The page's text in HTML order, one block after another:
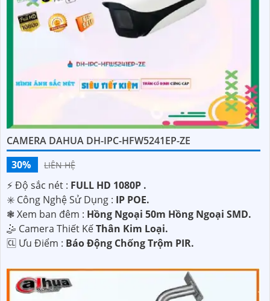
CAMERA DAHUA DH-IPC-HFW5241EP-ZE
30%
LIÊN HỆ
️⚡ Độ sắc nét : FULL HD 1080P .
✳️ Công Nghệ Sử Dụng : IP POE.
❃ Xem ban đêm : Hồng Ngoại 50m Hồng Ngoại SMD.
🤹 Camera Thiết KếThân Kim Loại.
️🆑 Ưu Điểm : Báo Động Chống Trộm PIR.